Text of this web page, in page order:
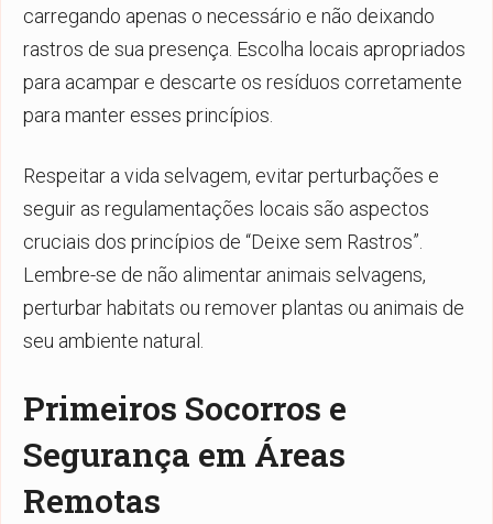
carregando apenas o necessário e não deixando
rastros de sua presença. Escolha locais apropriados
para acampar e descarte os resíduos corretamente
para manter esses princípios.
Respeitar a vida selvagem, evitar perturbações e
seguir as regulamentações locais são aspectos
cruciais dos princípios de “Deixe sem Rastros”.
Lembre-se de não alimentar animais selvagens,
perturbar habitats ou remover plantas ou animais de
seu ambiente natural.
Primeiros Socorros e
Segurança em Áreas
Remotas